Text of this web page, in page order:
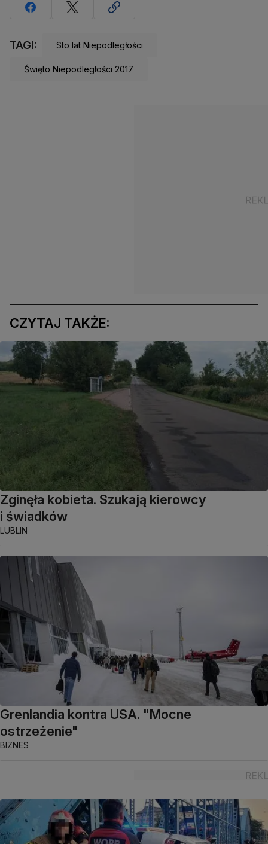
TAGI: Sto lat Niepodległości
Święto Niepodległości 2017
CZYTAJ TAKŻE:
Zginęła kobieta. Szukają kierowcy
i świadków
LUBLIN
Grenlandia kontra USA. "Mocne
ostrzeżenie"
BIZNES